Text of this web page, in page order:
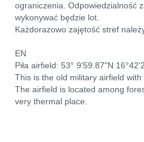
ograniczenia. Odpowiedzialność
wykonywać będzie lot.
Każdorazowo zajętość stref
EN
Piła airfield: 53° 9'59.87"N
This is the old military airfield
The airfield is located among
very thermal place.